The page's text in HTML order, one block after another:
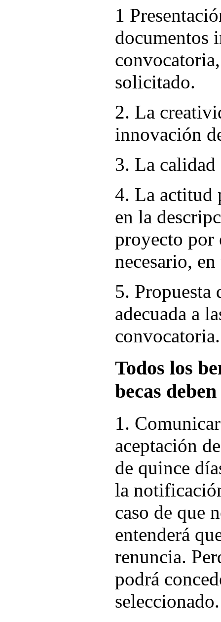
1
documentos
solicitado.
2. La
innovación
3. La
4. La actitud
en la
proyecto por
necesario,
5. Propuesta
adecuada a
convocatoria.
Todos los
becas
1.
aceptación
de quince
la
caso de que
entenderá
renuncia.
podrá
seleccionado.